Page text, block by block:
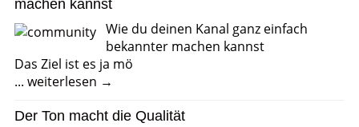
machen kannst
Wie du deinen Kanal ganz einfach
bekannter machen kannst
Das Ziel ist es ja mö
... weiterlesen →
Der Ton macht die Qualität